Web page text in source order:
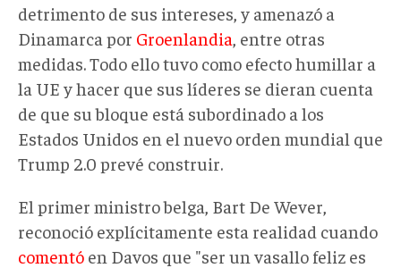
detrimento de sus intereses, y amenazó a
Dinamarca por Groenlandia , entre otras
medidas. Todo ello tuvo como efecto humillar a
la UE y hacer que sus líderes se dieran cuenta
de que su bloque está subordinado a los
Estados Unidos en el nuevo orden mundial que
Trump 2.0 prevé construir.
El primer ministro belga, Bart De Wever,
reconoció explícitamente esta realidad cuando
comentó en Davos que "ser un vasallo feliz es